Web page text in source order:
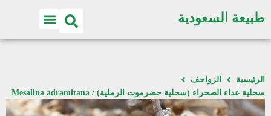
طبيعة السعودية
الرئيسية
الزواحف
سحلية عداء الصحراء (سحلية حضرموت الرملية) / Mesalina adramitana